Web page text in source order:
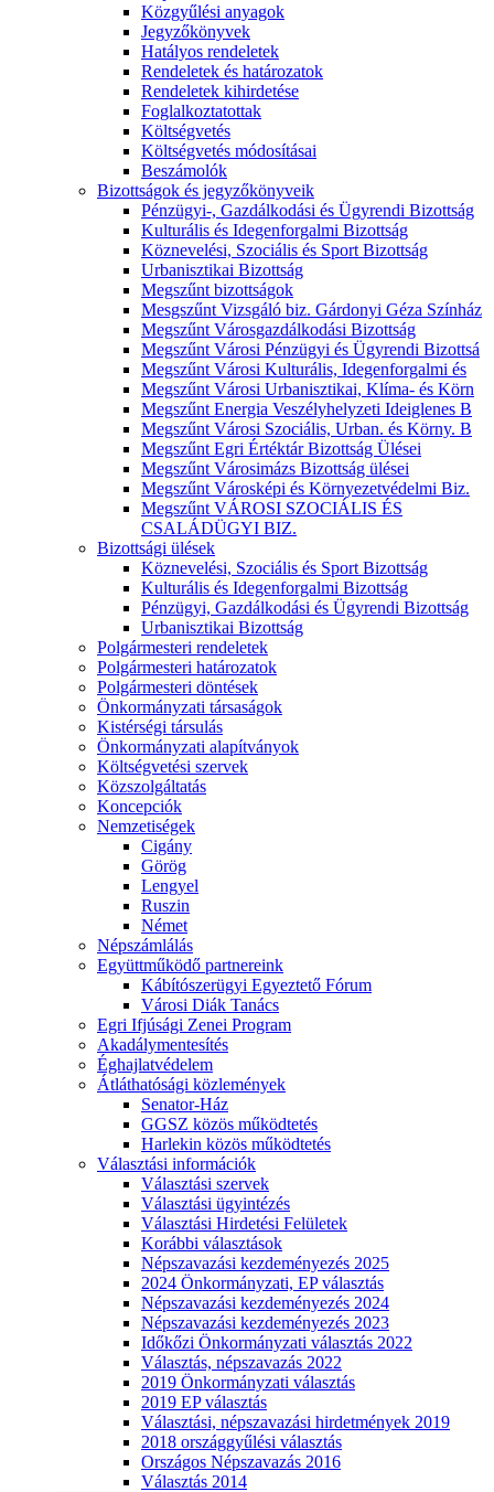
Közgyűlési anyagok
Jegyzőkönyvek
Hatályos rendeletek
Rendeletek és határozatok
Rendeletek kihirdetése
Foglalkoztatottak
Költségvetés
Költségvetés módosításai
Beszámolók
Bizottságok és jegyzőkönyveik
Pénzügyi-, Gazdálkodási és Ügyrendi Bizottság
Kulturális és Idegenforgalmi Bizottság
Köznevelési, Szociális és Sport Bizottság
Urbanisztikai Bizottság
Megszűnt bizottságok
Mesgszűnt Vizsgáló biz. Gárdonyi Géza Színház
Megszűnt Városgazdálkodási Bizottság
Megszűnt Városi Pénzügyi és Ügyrendi Bizottsá
Megszűnt Városi Kulturális, Idegenforgalmi és
Megszűnt Városi Urbanisztikai, Klíma- és Körn
Megszűnt Energia Veszélyhelyzeti Ideiglenes B
Megszűnt Városi Szociális, Urban. és Körny. B
Megszűnt Egri Értéktár Bizottság Ülései
Megszűnt Városimázs Bizottság ülései
Megszűnt Városképi és Környezetvédelmi Biz.
Megszűnt VÁROSI SZOCIÁLIS ÉS
CSALÁDÜGYI BIZ.
Bizottsági ülések
Köznevelési, Szociális és Sport Bizottság
Kulturális és Idegenforgalmi Bizottság
Pénzügyi, Gazdálkodási és Ügyrendi Bizottság
Urbanisztikai Bizottság
Polgármesteri rendeletek
Polgármesteri határozatok
Polgármesteri döntések
Önkormányzati társaságok
Kistérségi társulás
Önkormányzati alapítványok
Költségvetési szervek
Közszolgáltatás
Koncepciók
Nemzetiségek
Cigány
Görög
Lengyel
Ruszin
Német
Népszámlálás
Együttműködő partnereink
Kábítószerügyi Egyeztető Fórum
Városi Diák Tanács
Egri Ifjúsági Zenei Program
Akadálymentesítés
Éghajlatvédelem
Átláthatósági közlemények
Senator-Ház
GGSZ közös működtetés
Harlekin közös működtetés
Választási információk
Választási szervek
Választási ügyintézés
Választási Hirdetési Felületek
Korábbi választások
Népszavazási kezdeményezés 2025
2024 Önkormányzati, EP választás
Népszavazási kezdeményezés 2024
Népszavazási kezdeményezés 2023
Időkőzi Önkormányzati választás 2022
Választás, népszavazás 2022
2019 Önkormányzati választás
2019 EP választás
Választási, népszavazási hirdetmények 2019
2018 országgyűlési választás
Országos Népszavazás 2016
Választás 2014